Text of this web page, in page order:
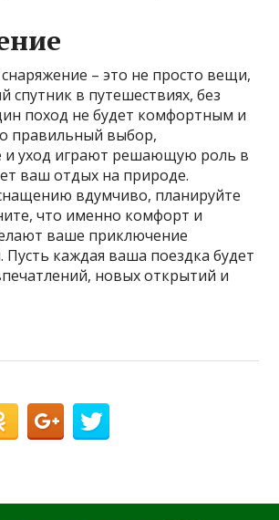
– это не просто вещи,
спутник в путешествиях, без
поход не будет комфортным и
правильный выбор,
и уход играют решающую роль в
ваш отдых на природе.
вдумчиво, планируйте
что именно комфорт и
ваше приключение
каждая ваша поездка будет
новых открытий и